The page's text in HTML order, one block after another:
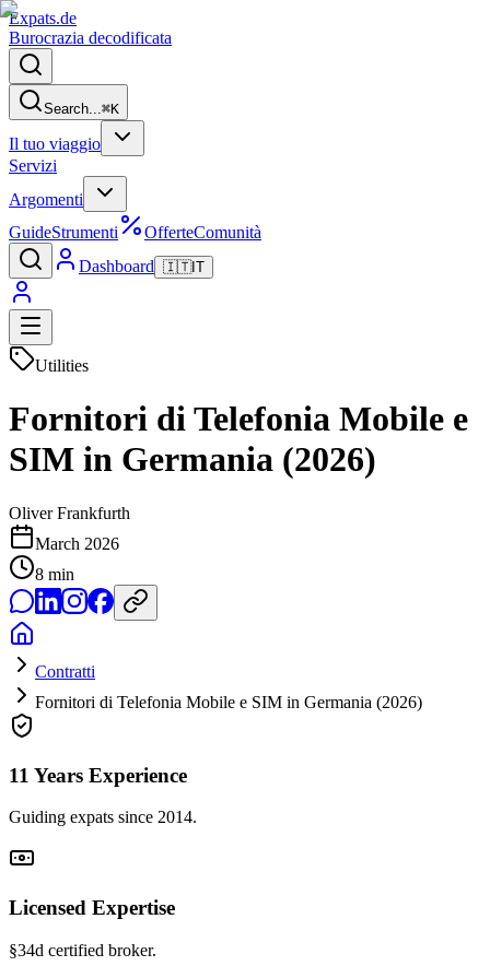
Expats.de
Burocrazia decodificata
Search...⌘K
Il tuo viaggio
Servizi
Argomenti
GuideStrumenti OfferteComunità
Dashboard 🇮🇹IT
Utilities
Fornitori di Telefonia Mobile e
SIM in Germania (2026)
Oliver Frankfurth
March 2026
8 min
Contratti
Fornitori di Telefonia Mobile e SIM in Germania (2026)
11 Years Experience
Guiding expats since 2014.
Licensed Expertise
§34d certified broker.